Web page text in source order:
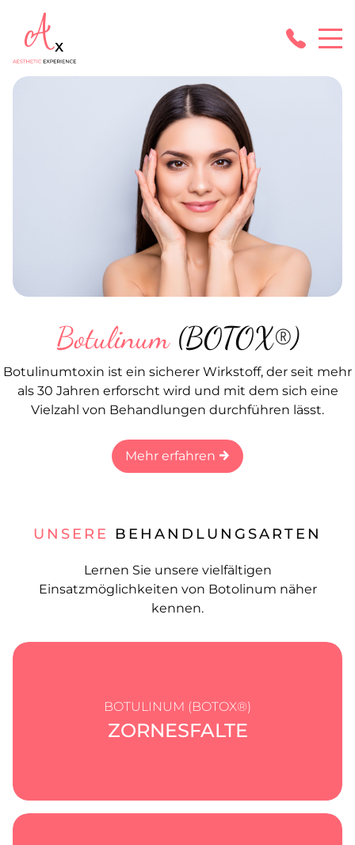
Botulinum (BOTOX®)
Botulinumtoxin ist ein sicherer Wirkstoff, der seit mehr
als 30 Jahren erforscht wird und mit dem sich eine
Vielzahl von Behandlungen durchführen lässt.
Mehr erfahren
UNSERE BEHANDLUNGSARTEN
Lernen Sie unsere vielfältigen
Einsatzmöglichkeiten von Botolinum näher
kennen.
BOTULINUM (BOTOX®)
ZORNESFALTE